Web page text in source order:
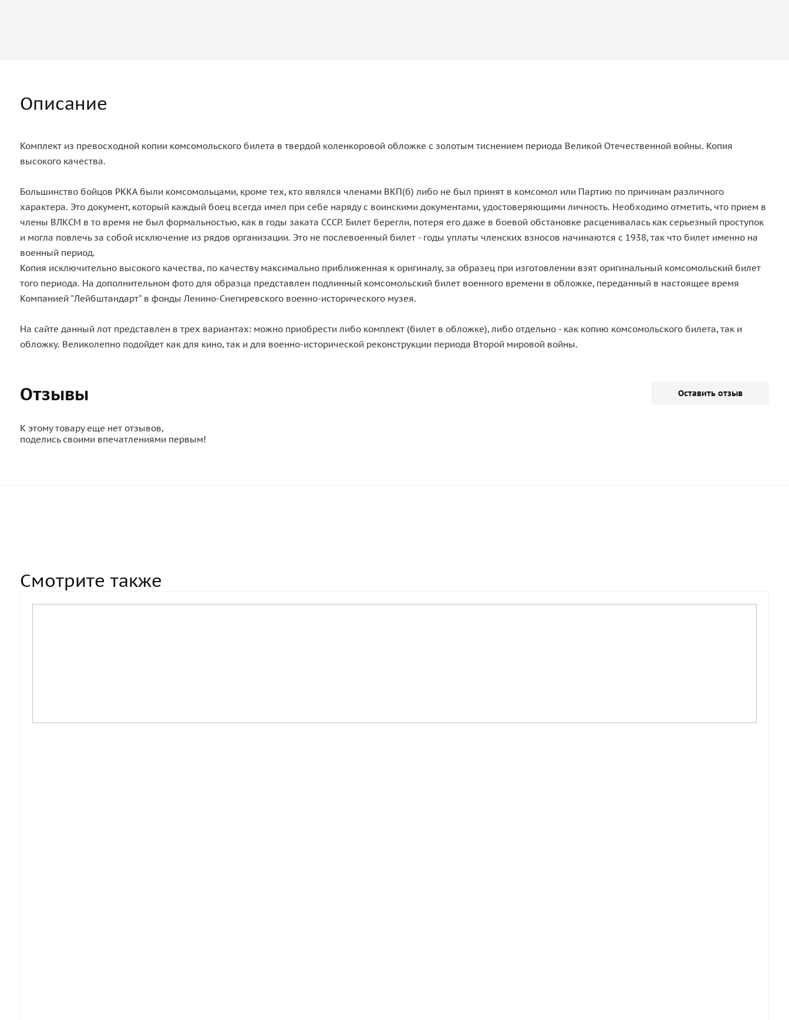
Описание
Комплект из превосходной копии комсомольского билета в твердой коленкоровой обложке с золотым тиснением периода Великой Отечественной войны. Копия
высокого качества.
Большинство бойцов РККА были комсомольцами, кроме тех, кто являлся членами ВКП(б) либо не был принят в комсомол или Партию по причинам различного
характера. Это документ, который каждый боец всегда имел при себе наряду с воинскими документами, удостоверяющими личность. Необходимо отметить, что прием в
члены ВЛКСМ в то время не был формальностью, как в годы заката СССР. Билет берегли, потеря его даже в боевой обстановке расценивалась как серьезный проступок
и могла повлечь за собой исключение из рядов организации. Это не послевоенный билет - годы уплаты членских взносов начинаются с 1938, так что билет именно на
военный период.
Копия исключительно высокого качества, по качеству максимально приближенная к оригиналу, за образец при изготовлении взят оригинальный комсомольский билет
того периода. На дополнительном фото для образца представлен подлинный комсомольский билет военного времени в обложке, переданный в настоящее время
Компанией "Лейбштандарт" в фонды Ленино-Снегиревского военно-исторического музея.
На сайте данный лот представлен в трех вариантах: можно приобрести либо комплект (билет в обложке), либо отдельно - как копию комсомольского билета, так и
обложку. Великолепно подойдет как для кино, так и для военно-исторической реконструкции периода Второй мировой войны.
Отзывы Оставить отзыв
К этому товару еще нет отзывов,
поделись своими впечатлениями первым!
Смотрите также